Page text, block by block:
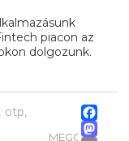
piacon az
dolgozunk.
, otp,
MEGOSZTÁS